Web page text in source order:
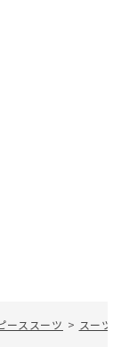
ーススーツ > スーツ